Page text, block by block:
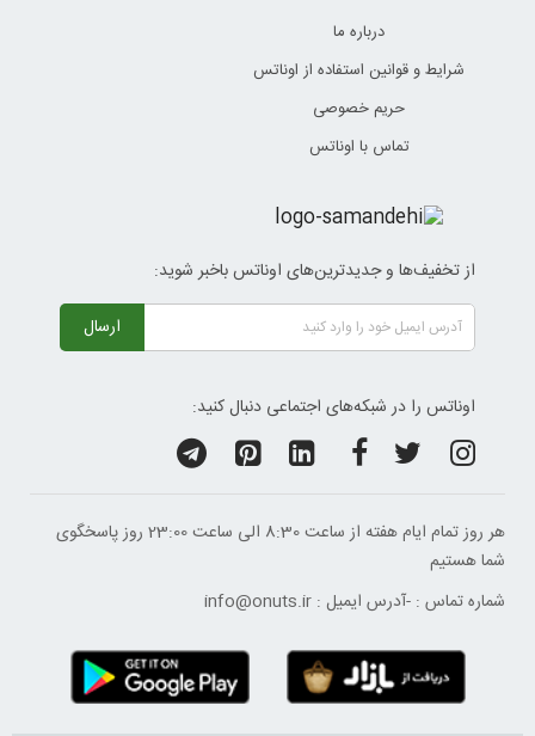
درباره ما
شرایط و قوانین استفاده از اوناتس
حریم خصوصی
تماس با اوناتس
از تخفیف‌ها و جدیدترین‌های اوناتس باخبر شوید:
ارسال
اوناتس را در شبکه‌های اجتماعی دنبال کنید:
هر روز تمام ایام هفته از ساعت 8:30 الی ساعت 23:00 ‌روز پاسخگوی
شما هستیم
شماره تماس : -آدرس ایمیل : info@onuts.ir